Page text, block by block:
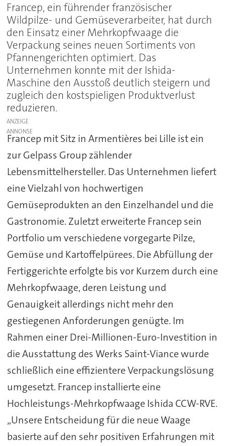
Francep, ein führender französischer
Wildpilze- und Gemüseverarbeiter, hat durch
den Einsatz einer Mehrkopfwaage die
Verpackung seines neuen Sortiments von
Pfannengerichten optimiert. Das
Unternehmen konnte mit der Ishida-
Maschine den Ausstoß deutlich steigern und
zugleich den kostspieligen Produktverlust
reduzieren.
ANZEIGE
Francep mit Sitz in Armentières bei Lille ist ein
zur Gelpass Group zählender
Lebensmittelhersteller. Das Unternehmen liefert
eine Vielzahl von hochwertigen
Gemüseprodukten an den Einzelhandel und die
Gastronomie. Zuletzt erweiterte Francep sein
Portfolio um verschiedene vorgegarte Pilze,
Gemüse und Kartoffelpürees. Die Abfüllung der
Fertiggerichte erfolgte bis vor Kurzem durch eine
Mehrkopfwaage, deren Leistung und
Genauigkeit allerdings nicht mehr den
gestiegenen Anforderungen genügte. Im
Rahmen einer Drei-Millionen-Euro-Investition in
die Ausstattung des Werks Saint-Viance wurde
schließlich eine effizientere Verpackungslösung
umgesetzt. Francep installierte eine
Hochleistungs-Mehrkopfwaage Ishida CCW-RVE.
„Unsere Entscheidung für die neue Waage
basierte auf den sehr positiven Erfahrungen mit